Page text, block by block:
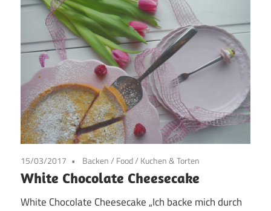
Food-
Travelblog
15/03/2017 Backen/ Food/ Kuchen & Torten
White Chocolate Cheesecake
White Chocolate Cheesecake „Ich backe mich durch